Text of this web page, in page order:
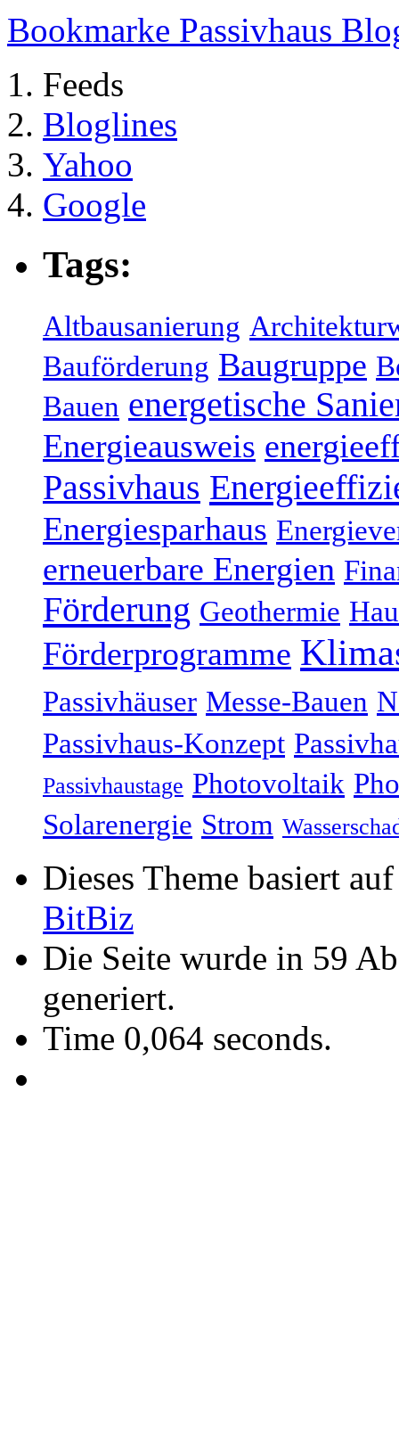
Bookmarke Passivhaus
Feeds
Bloglines
Yahoo
Google
Tags:
Altbausanierung
Bauförderung Baugruppe
Bauen energetische
Energieausweis
Passivhaus
Energiesparhaus
erneuerbare Energien
Förderung Geothermie
Förderprogramme
Passivhäuser Messe-Bauen
Passivhaus-Konzept
Passivhaustage Photovoltaik
Solarenergie Strom
Dieses Theme basiert
BitBiz
Die Seite wurde in 59
generiert.
Time 0,064 seconds.